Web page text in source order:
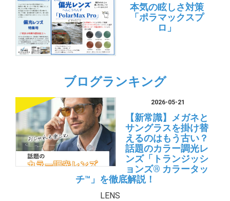
本気の眩しさ対策
「ポラマックスプ
ロ」
ブログランキング
2026-05-21
【新常識】メガネと
サングラスを掛け替
えるのはもう古い？
話題のカラー調光レ
ンズ「トランジッシ
ョンズ® カラータッ
チ™」を徹底解説！
LENS